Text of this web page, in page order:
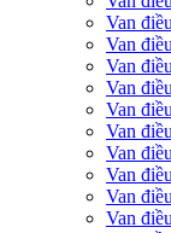
Van
Van
Van
Van
Van
Van
Van
Van
Van
Van